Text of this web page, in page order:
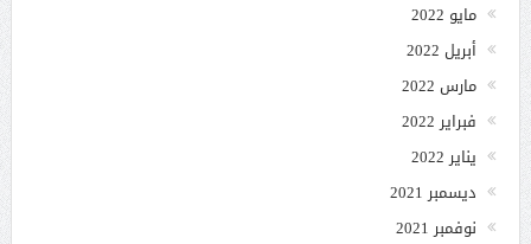
مايو 2022
أبريل 2022
مارس 2022
فبراير 2022
يناير 2022
ديسمبر 2021
نوفمبر 2021